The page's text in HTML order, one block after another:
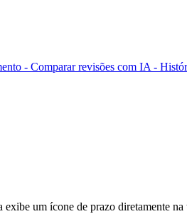
- Comparar revisões com IA -
um ícone de prazo diretamente